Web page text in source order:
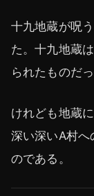
十九地蔵が呪
た。十九地蔵
られたものだっ
けれども地蔵
深い深いA村へ
のである。